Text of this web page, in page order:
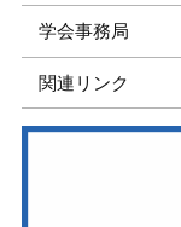
学会事務局
関連リンク